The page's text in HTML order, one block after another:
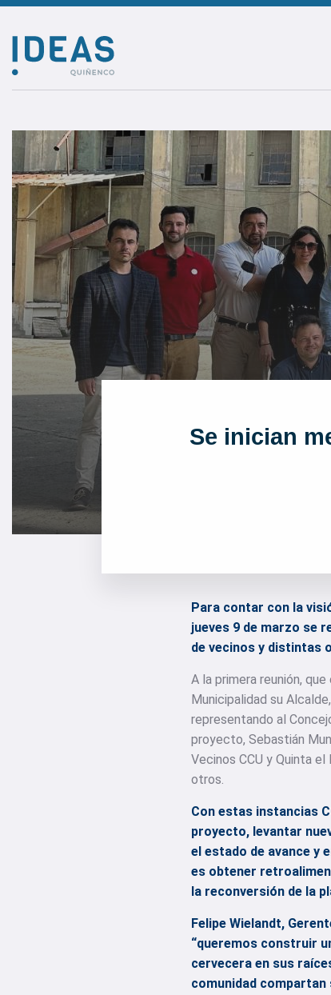
Se inician
Para contar con la
jueves 9 de marzo se
de vecinos y distintas
A la primera reunión,
Municipalidad su
representando al
proyecto, Sebastián
Vecinos CCU y Quinta el
otros.
Con estas instancias
proyecto, levantar
el estado de avance y
es obtener
la reconversión de la
Felipe Wielandt,
“queremos construir
cervecera en sus
comunidad